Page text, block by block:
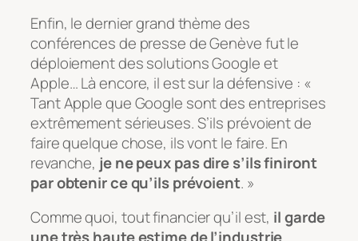
Enfin, le dernier grand thème des
conférences de presse de Genève fut le
déploiement des solutions Google et
Apple… Là encore, il est sur la défensive : «
Tant Apple que Google sont des entreprises
extrêmement sérieuses. S’ils prévoient de
faire quelque chose, ils vont le faire. En
revanche, je ne peux pas dire s’ils finiront
par obtenir ce qu’ils prévoient. »
Comme quoi, tout financier qu’il est, il garde